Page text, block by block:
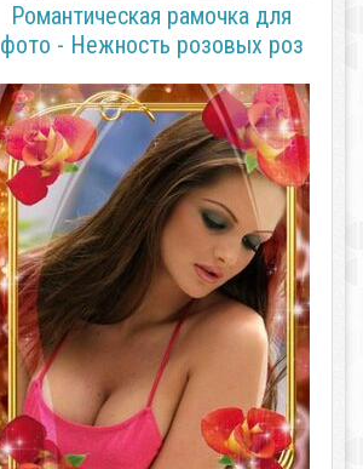
Романтическая рамочка для
фото - Нежность розовых роз